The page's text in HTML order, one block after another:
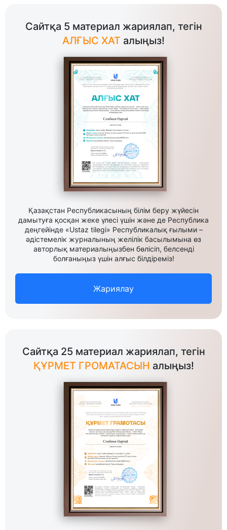
Сайтқа 5 материал жариялап, тегін
АЛҒЫС ХАТ алыңыз!
Қазақстан Республикасының білім беру жүйесін
дамытуға қосқан жеке үлесі үшін және де Республика
деңгейінде «Ustaz tilegi» Республикалық ғылыми –
әдістемелік журналының желілік басылымына өз
авторлық материалыңызбен бөлісіп, белсенді
болғаныңыз үшін алғыс білдіреміз!
Жариялау
Сайтқа 25 материал жариялап, тегін
ҚҰРМЕТ ГРОМАТАСЫН алыңыз!